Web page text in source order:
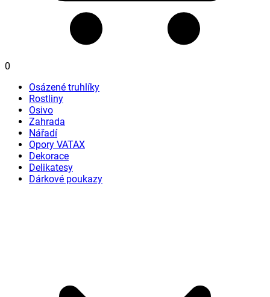
0
Osázené truhlíky
Rostliny
Osivo
Zahrada
Nářadí
Opory VATAX
Dekorace
Delikatesy
Dárkové poukazy